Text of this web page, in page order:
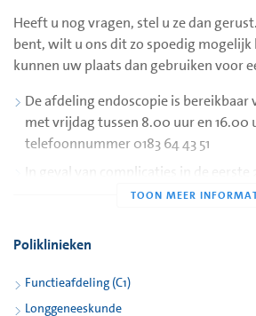
Heeft u nog vragen, stel u ze dan
bent, wilt u ons dit zo spoedig
kunnen uw plaats dan gebruiken voor
De afdeling endoscopie is bereikbaar
met vrijdag tussen 8.00 uur en 16.00
telefoonnummer 0183 64 43 51
In geval van complicaties in de eerste
onderzoek belt u direct het
Na 16.00 uur, in de avond, nacht, het
telefoonnummer (0183) 646410.
doorverbonden met de Spoedeisende
Poliklinieken
Functieafdeling (C1)
Longgeneeskunde